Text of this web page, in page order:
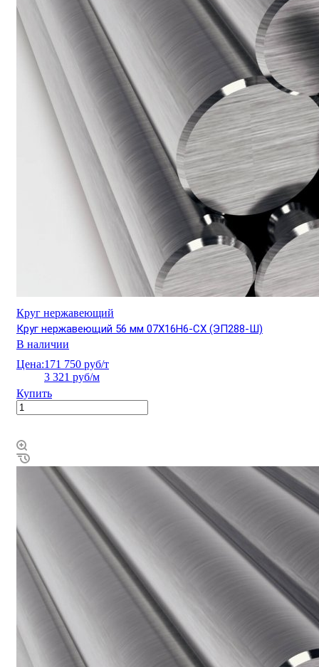
Круг нержавеющий
Круг нержавеющий 56 мм 07Х16Н6-СХ (ЭП288-Ш)
В наличии
Цена:171 750 руб/т
3 321 руб/м
Купить